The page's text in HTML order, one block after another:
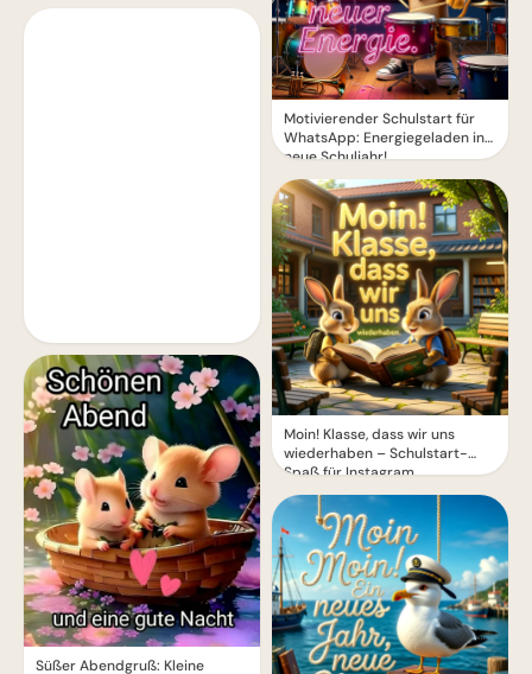
Süßer Abendgruß: Kleine
Motivierender Schulstart für
WhatsApp: Energiegeladen ins
neue Schuljahr!
Moin! Klasse, dass wir uns
wiederhaben – Schulstart-
Spaß für Instagram